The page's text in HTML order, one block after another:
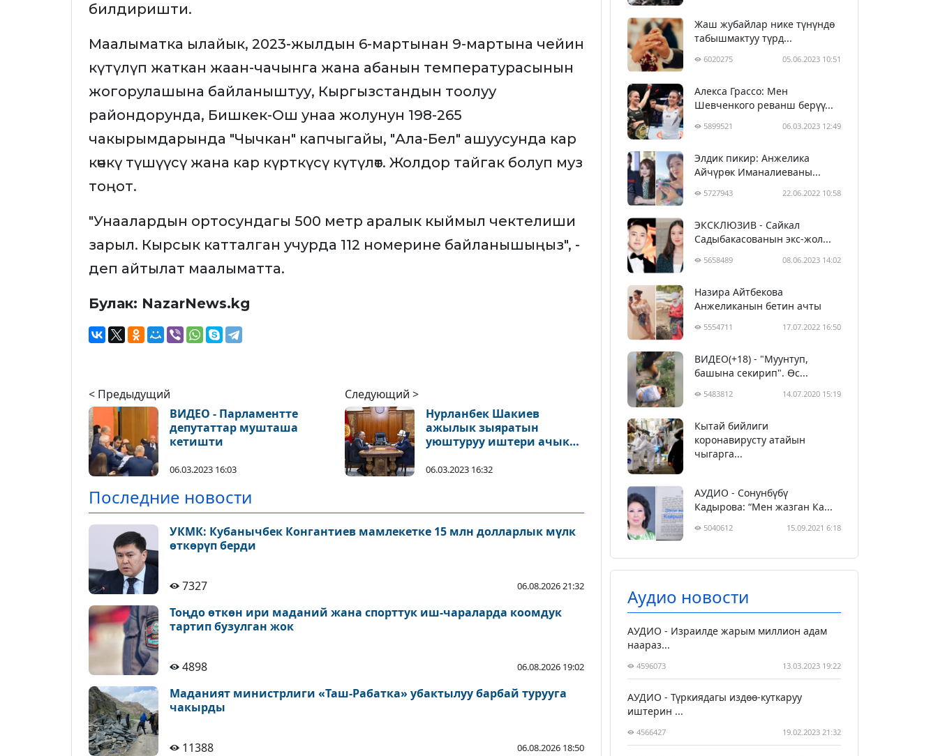
билдиришти.
Маалыматка ылайык, 2023-жылдын 6-мартынан 9-мартына чейин
күтүлүп жаткан жаан-чачынга жана абанын температурасынын
жогорулашына байланыштуу, Кыргызстандын тоолуу
райондорунда, Бишкек-Ош унаа жолунун 198-265
чакырымдарында "Чычкан" капчыгайы, "Ала-Бел" ашуусунда кар
көчкү түшүүcү жана кар күрткүсү күтүлөт. Жолдор тайгак болуп муз
тоңот.
"Унаалардын ортосундагы 500 метр аралык кыймыл чектелиши
зарыл. Кырсык катталган учурда 112 номерине байланышыңыз", -
деп айтылат маалыматта.
Булак: NazarNews.kg
< Предыдущий
ВИДЕО - Парламентте
депутаттар мушташа
кетишти
06.03.2023 16:03
Следующий >
Нурланбек Шакиев
ажылык зыяратын
уюштуруу иштери ачык
06.03.2023 16:32
Последние новости
УКМК: Кубанычбек Конгантиев мамлекетке 15 млн долларлык мүлк
өткөрүп берди
7327 06.08.2026 21:32
Тоңдо өткөн ири маданий жана спорттук иш-чараларда коомдук
тартип бузулган жок
4898 06.08.2026 19:02
Маданият министрлиги «Таш-Рабатка» убактылуу барбай турууга
чакырды
11388 06.08.2026 18:50
Жаш жубайлар нике түнүндө
табышмактуу түрд...
6020275 05.06.2023 10:51
Алекса Грассо: Мен
Шевченкого реванш берүү...
5899521 06.03.2023 12:49
Элдик пикир: Анжелика
Айчүрөк Иманалиеваны...
5727943 22.06.2022 10:58
ЭКСКЛЮЗИВ - Сайкал
Садыбакасованын экс-жол...
5658489 08.06.2023 14:02
Назира Айтбекова
Анжеликанын бетин ачты
5554711 17.07.2022 16:50
ВИДЕО(+18) - "Муунтуп,
башына секирип". Өс...
5483812 14.07.2020 15:19
Кытай бийлиги
коронавирусту атайын
чыгарга...
АУДИО - Сонунбүбү
Кадырова: “Мен жазган Ка...
5040612 15.09.2021 6:18
Аудио новости
АУДИО - Израилде жарым миллион адам
наараз...
4596073 13.03.2023 19:22
АУДИО - Түркиядагы издөө-куткаруу
иштерин ...
4566427 19.02.2023 21:32